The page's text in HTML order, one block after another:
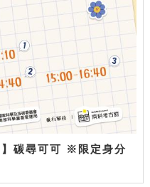
】碳尋可可 ※限定身分